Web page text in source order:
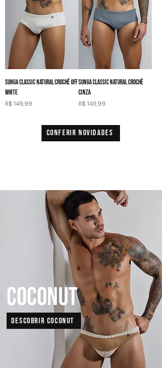
SUNGA CLASSIC NATURAL CROCHÊ OFF
WHITE
Preço
R$ 149,99
SUNGA CLASSIC NATURAL CROCHÊ
CINZA
Preço
R$ 149,99
CONFERIR NOVIDADES
COCONUT
DESCOBRIR COCONUT